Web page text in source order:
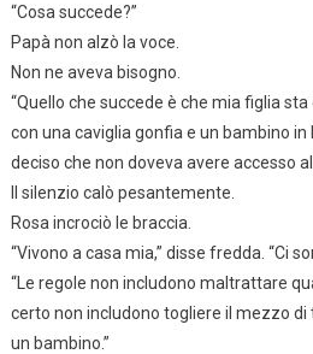
“Cosa succede?”
Papà non alzò la voce.
Non ne aveva bisogno.
“Quello che succede è che mia figlia
con una caviglia gonfia e un bambino
deciso che non doveva avere accesso
Il silenzio calò pesantemente.
Rosa incrociò le braccia.
“Vivono a casa mia,” disse fredda. “Ci
“Le regole non includono maltrattare
certo non includono togliere il mezzo
un bambino.”